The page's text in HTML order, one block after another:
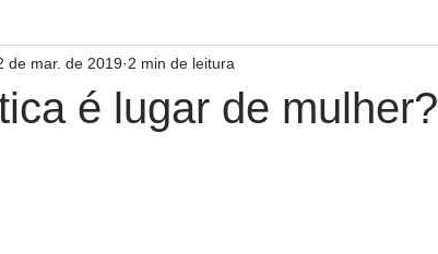
é lugar de mulher?
de mar. de 2019 2 min de leitura